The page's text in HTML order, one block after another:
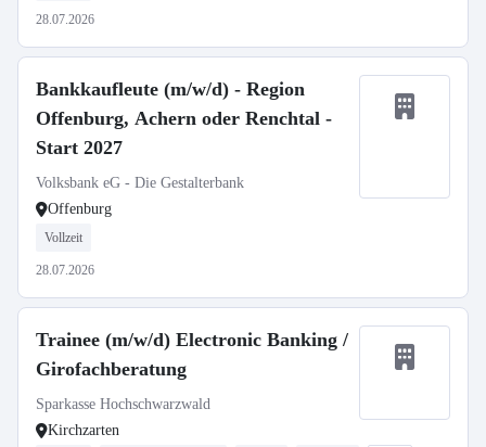
28.07.2026
Bankkaufleute (m/w/d) - Region
Offenburg, Achern oder Renchtal -
Start 2027
Volksbank eG - Die Gestalterbank
Offenburg
Vollzeit
28.07.2026
Trainee (m/w/d) Electronic Banking /
Girofachberatung
Sparkasse Hochschwarzwald
Kirchzarten